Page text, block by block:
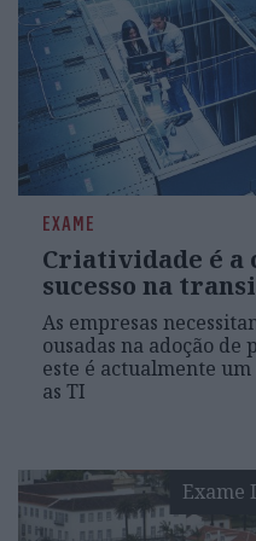
EXAME
Criatividade é a
sucesso na
As empresas
ousadas na adoção
este é actualmente
as TI
Exame